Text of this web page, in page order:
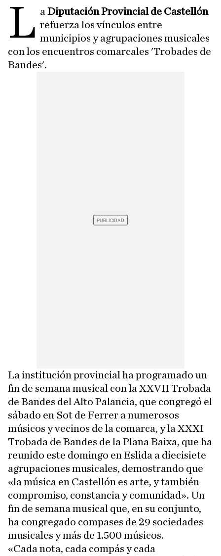
L aDiputación Provincial de Castellón
refuerza los vínculos entre
municipios y agrupaciones musicales
con los encuentros comarcales 'Trobades de
Bandes'.
La institución provincial ha programado un
fin de semana musical con la XXVII Trobada
de Bandes del Alto Palancia, que congregó el
sábado en Sot de Ferrer a numerosos
músicos y vecinos de la comarca, y la XXXI
Trobada de Bandes de la Plana Baixa, que ha
reunido este domingo en Eslida a diecisiete
agrupaciones musicales, demostrando que
«la música en Castellón es arte, y también
compromiso, constancia y comunidad». Un
fin de semana musical que, en su conjunto,
ha congregado compases de 29 sociedades
musicales y más de 1.500 músicos.
«Cada nota, cada compás y cada